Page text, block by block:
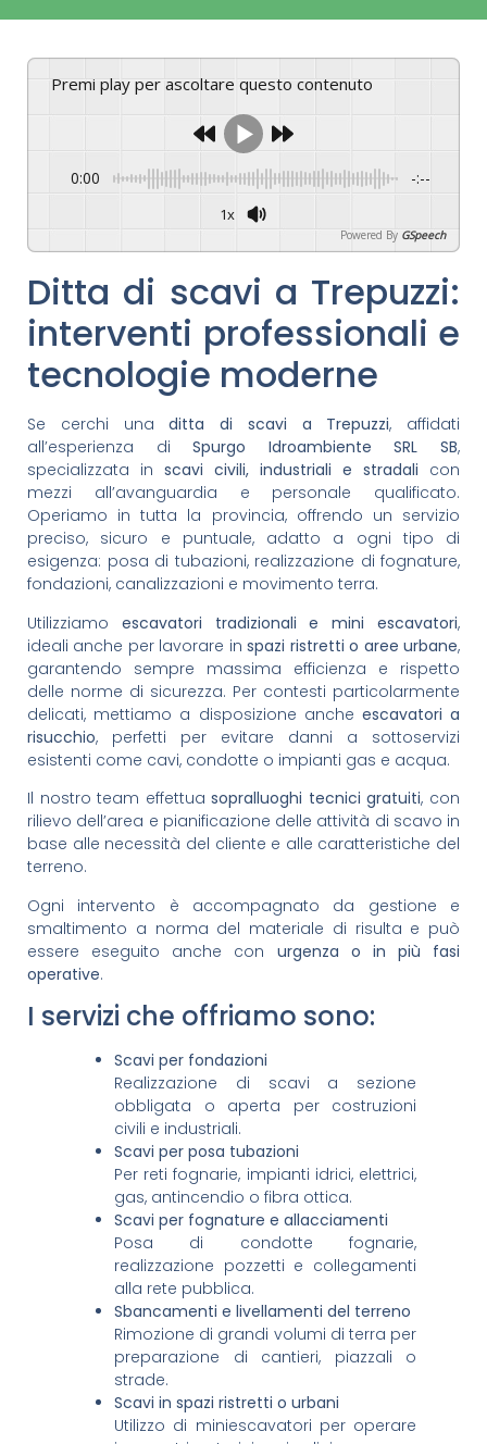
Premi play per ascoltare questo contenuto
0:00 -:--
1x
Powered By GSpeech
Ditta di scavi a Trepuzzi:
interventi professionali e
tecnologie moderne
Se cerchi unaditta di scavi a Trepuzzi, affidati
all’esperienza diSpurgo Idroambiente SRL SB,
specializzata in scavi civili, industriali e stradali con
mezzi all’avanguardia e personale qualificato.
Operiamo in tutta la provincia, offrendo un servizio
preciso, sicuro e puntuale, adatto a ogni tipo di
esigenza: posa di tubazioni, realizzazione di fognature,
fondazioni, canalizzazioni e movimento terra.
Utilizziamo escavatori tradizionali e mini escavatori,
ideali anche per lavorare inspazi ristretti o aree urbane,
garantendo sempre massima efficienza e rispetto
delle norme di sicurezza. Per contesti particolarmente
delicati, mettiamo a disposizione anche escavatori a
risucchio, perfetti per evitare danni a sottoservizi
esistenti come cavi, condotte o impianti gas e acqua.
Il nostro team effettuasopralluoghi tecnici gratuiti, con
rilievo dell’area e pianificazione delle attività di scavo in
base alle necessità del cliente e alle caratteristiche del
terreno.
Ogni intervento è accompagnato da gestione e
smaltimento a norma del materiale di risulta e può
essere eseguito anche con urgenza o in più fasi
operative.
I servizi che offriamo sono:
Scavi per fondazioni
Realizzazione di scavi a sezione
obbligata o aperta per costruzioni
civili e industriali.
Scavi per posa tubazioni
Per reti fognarie, impianti idrici, elettrici,
gas, antincendio o fibra ottica.
Scavi per fognature e allacciamenti
Posa di condotte fognarie,
realizzazione pozzetti e collegamenti
alla rete pubblica.
Sbancamenti e livellamenti del terreno
Rimozione di grandi volumi di terra per
preparazione di cantieri, piazzali o
strade.
Scavi in spazi ristretti o urbani
Utilizzo di miniescavatori per operare